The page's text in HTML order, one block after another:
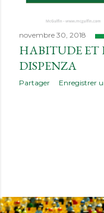
novembre 30, 2018
HABITUDE ET
DISPENZA
Partager Enregistrer